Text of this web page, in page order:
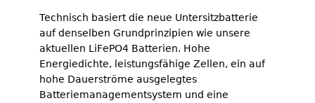
Technisch basiert die neue Untersitzbatterie
auf denselben Grundprinzipien wie unsere
aktuellen LiFePO4 Batterien. Hohe
Energiedichte, leistungsfähige Zellen, ein auf
hohe Dauerströme ausgelegtes
Batteriemanagementsystem und eine